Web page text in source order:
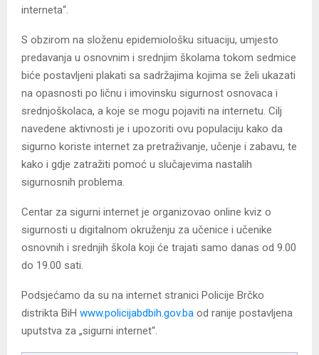
interneta“.
S obzirom na složenu epidemiološku situaciju, umjesto
predavanja u osnovnim i srednjim školama tokom sedmice
biće postavljeni plakati sa sadržajima kojima se želi ukazati
na opasnosti po ličnu i imovinsku sigurnost osnovaca i
srednjoškolaca, a koje se mogu pojaviti na internetu. Cilj
navedene aktivnosti je i upozoriti ovu populaciju kako da
sigurno koriste internet za pretraživanje, učenje i zabavu, te
kako i gdje zatražiti pomoć u slučajevima nastalih
sigurnosnih problema.
Centar za sigurni internet je organizovao online kviz o
sigurnosti u digitalnom okruženju za učenice i učenike
osnovnih i srednjih škola koji će trajati samo danas od 9.00
do 19.00 sati.
Podsjećamo da su na internet stranici Policije Brčko
distrikta BiH www.policijabdbih.gov.ba od ranije postavljena
uputstva za „sigurni internet“.